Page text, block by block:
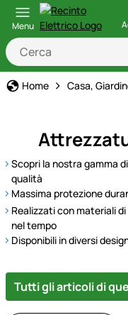
Menu
Home Casa,
Scopri la nostra gamma
qualità
Massima protezione
Realizzati con materiali
nel tempo
Disponibili in diversi
Tutti gli articoli di